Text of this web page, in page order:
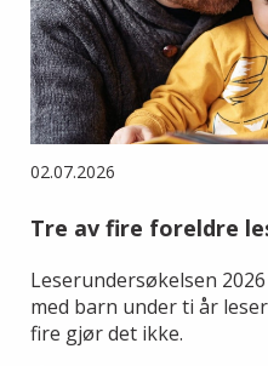
02.07.2026
Tre av fire foreldre
Leserundersøkelsen
med barn under ti år
fire gjør det ikke.